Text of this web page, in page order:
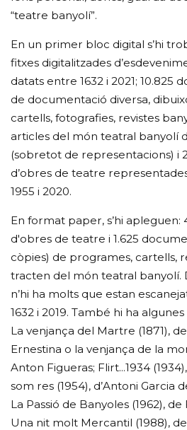
“teatre banyolí”.
En un primer bloc digital s’hi
fitxes digitalitzades
datats entre 1632 i 2021; 10.825
de documentació diversa,
cartells, fotografies, revistes
articles del món teatral banyolí
(sobretot de representacions) i
d’obres de teatre
1955 i 2020.
En format paper, s’hi apleguen:
d'obres de teatre i 1.625
còpies) de programes, cartells,
tracten del món teatral banyolí.
n’hi ha molts que estan
1632 i 2019. També hi ha
La venjança del Martre (1871),
Ernestina o la venjança de la
Anton Figueras; Flirt...1934
som res (1954), d’Antoni Garcia
La Passió de Banyoles (1962),
Una nit molt Mercantil (1988),